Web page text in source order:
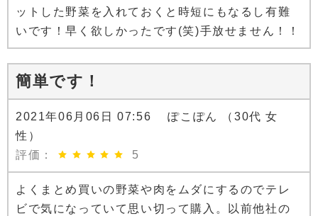
ットした野菜を入れておくと時短にもなるし有難
いです！早く欲しかったです(笑)手放せません！！
簡単です！
2021年06月06日 07:56 ぽこぽん （30代 女
性）
評価：
5
よくまとめ買いの野菜や肉をムダにするのでテレ
ビで気になっていて思い切って購入。以前他社の